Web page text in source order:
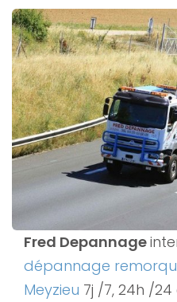
Fred Depannage
dépannage
Meyzieu 7j /7, 24h /